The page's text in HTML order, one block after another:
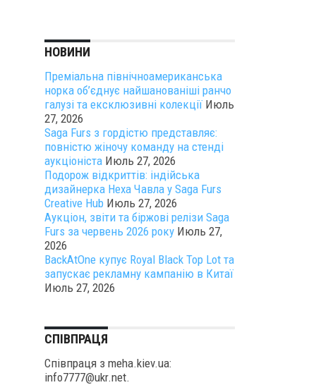
НОВИНИ
Преміальна північноамериканська
норка об’єднує найшанованіші ранчо
галузі та ексклюзивні колекції Июль
27, 2026
Saga Furs з гордістю представляє:
повністю жіночу команду на стенді
аукціоніста Июль 27, 2026
Подорож відкриттів: індійська
дизайнерка Неха Чавла у Saga Furs
Creative Hub Июль 27, 2026
Аукціон, звіти та біржові релізи Saga
Furs за червень 2026 року Июль 27,
2026
BackAtOne купує Royal Black Top Lot та
запускає рекламну кампанію в Китаї
Июль 27, 2026
СПІВПРАЦЯ
Співпраця з meha.kiev.ua:
info7777@ukr.net.